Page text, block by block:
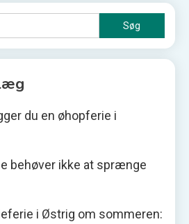
efter:
du en øhopferie i
behøver ikke at sprænge
i Østrig om sommeren: